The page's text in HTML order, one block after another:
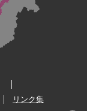
リンク集